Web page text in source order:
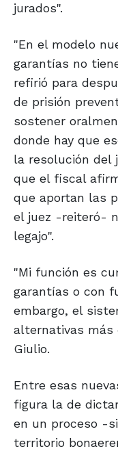
jurados".
"En el modelo
garantías no
refirió para
de prisión
sostener
donde hay que
la resolución del
que el fiscal
que aportan las
el juez -reiteró-
legajo".
"Mi función es
garantías o con
embargo, el
alternativas más
Giulio.
Entre esas
figura la de
en un proceso -
territorio